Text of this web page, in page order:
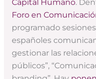
Capital Humano.
Foro en
programado
españoles
gestionar las
públicos”,